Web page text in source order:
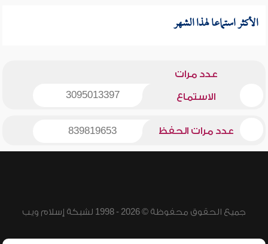
الأكثر استماعا لهذا الشهر
عدد مرات
الاستماع 3095013397
عدد مرات الحفظ 839819653
جميع الحقوق محفوظة © 2026 - 1998 لشبكة إسلام ويب